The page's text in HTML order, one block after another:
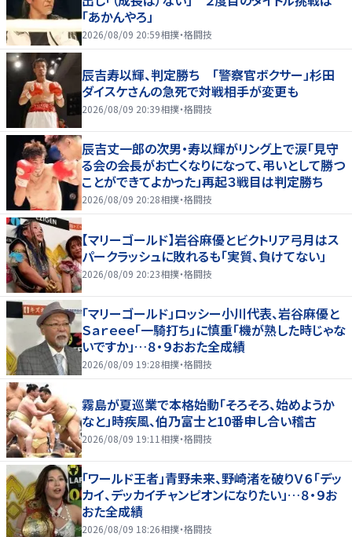
「あかんやろ」
2026/08/09 20:59相撲・格闘技
辰吉寿以輝、判定勝ち 「警察官ボクサー」杉田
ダイスケさんの急死で対戦相手が変更も
2026/08/09 20:39相撲・格闘技
辰吉丈一郎の次男・寿以輝がリング上で涙「見守
る会の会長がお亡くなりになって、弔いとして勝つ
ことができてよかった」再起３戦目は判定勝ち
2026/08/09 20:28相撲・格闘技
【マリーゴールド】岩谷麻優とビクトリア弓月はス
パークラッシュに敗れるも「実質、負けてない」
2026/08/09 20:23相撲・格闘技
「マリーゴールド」ロッシー小川代表、岩谷麻優と
Ｓａｒｅｅｅ「一騎打ち」に慎重「機が熟した時じゃな
いですか」…８・９おおた全成績
2026/08/09 19:28相撲・格闘技
霧島が夏巡業で本格始動「そろそろ、始めようか
なと」時疾風、伯乃富士と10番申し合い稽古
2026/08/09 19:11 相撲・格闘技
「ワールド王者」青野未来、野崎渚を破りＶ６「デッ
カイ、デッカイチャンピオンになりたい」…８・９お
おた全成績
2026/08/09 18:26相撲・格闘技